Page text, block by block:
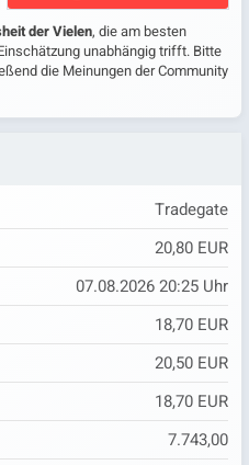
der Vielen, die am besten
unabhängig trifft. Bitte
die Meinungen der Community
Tradegate
20,80 EUR
07.08.2026 20:25 Uhr
18,70 EUR
20,50 EUR
18,70 EUR
7.743,00